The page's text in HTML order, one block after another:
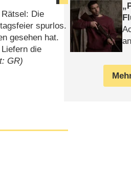
Die
spurlos.
gesehen hat.
die
GR)